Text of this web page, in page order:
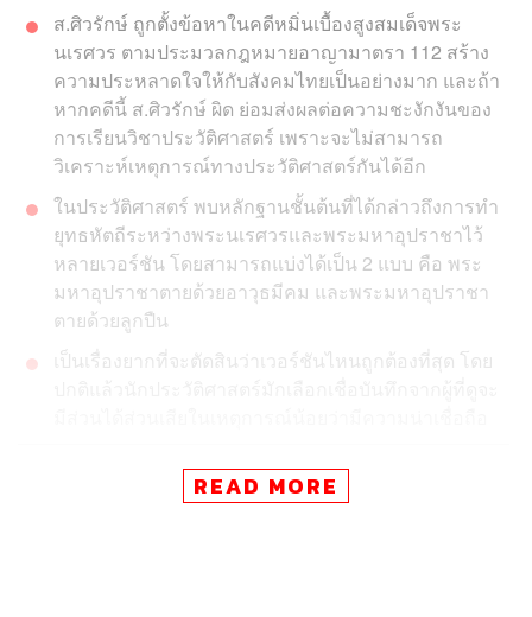
ส.ศิวรักษ์ ถูกตั้งข้อหาในคดีหมิ่นเบื้องสูงสมเด็จพระ
นเรศวร ตามประมวลกฎหมายอาญามาตรา 112 สร้าง
ความประหลาดใจให้กับสังคมไทยเป็นอย่างมาก และถ้า
หากคดีนี้ ส.ศิวรักษ์ ผิด ย่อมส่งผลต่อความชะงักงันของ
การเรียนวิชาประวัติศาสตร์ เพราะจะไม่สามารถ
วิเคราะห์เหตุการณ์ทางประวัติศาสตร์กันได้อีก
ในประวัติศาสตร์ พบหลักฐานชั้นต้นที่ได้กล่าวถึงการทำ
ยุทธหัตถีระหว่างพระนเรศวรและพระมหาอุปราชาไว้
หลายเวอร์ชัน โดยสามารถแบ่งได้เป็น 2 แบบ คือ พระ
มหาอุปราชาตายด้วยอาวุธมีคม และพระมหาอุปราชา
ตายด้วยลูกปืน
เป็นเรื่องยากที่จะตัดสินว่าเวอร์ชันไหนถูกต้องที่สุด โดย
จากการที่ ส.ศิวรักษ์ ถูกตั้งข้อหาในคดีหมิ่นเบื้องสูงสมเด็จ
พระนเรศวร ตามประมวลกฎหมายอาญามาตรา 112 นั้น
READ MORE